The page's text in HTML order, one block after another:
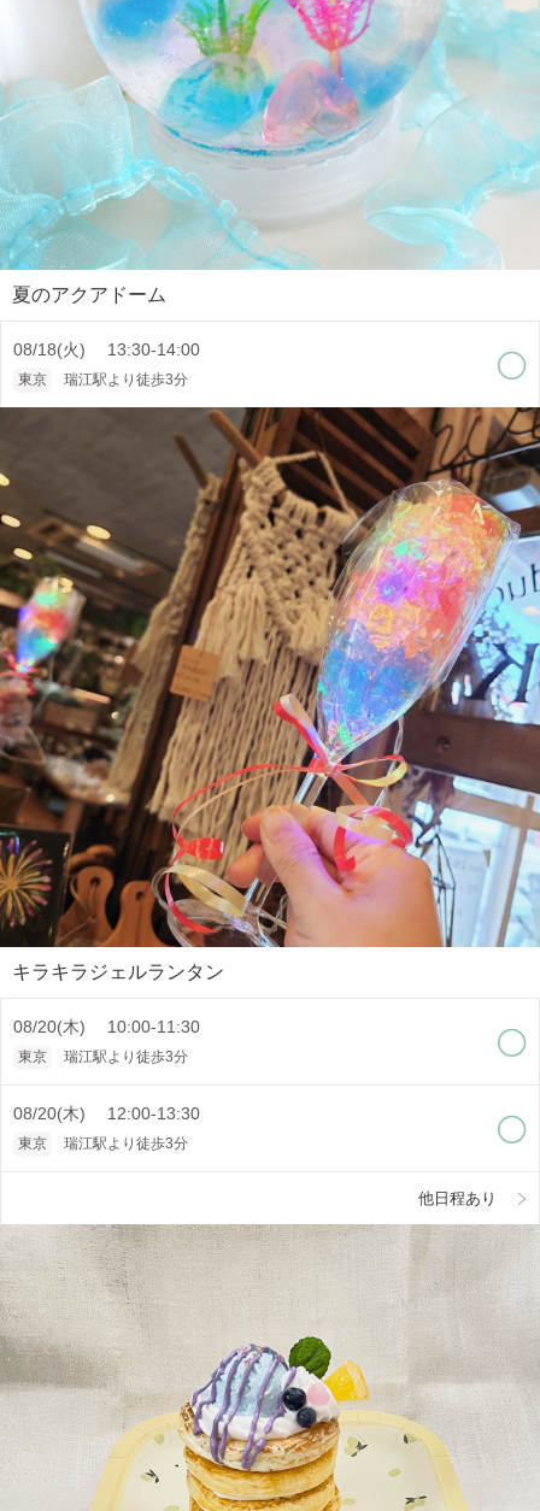
夏のアクアドーム
08/18(火) 13:30-14:00
東京 瑞江駅より徒歩3分
キラキラジェルランタン
08/20(木) 10:00-11:30
東京 瑞江駅より徒歩3分
08/20(木) 12:00-13:30
東京 瑞江駅より徒歩3分
他日程あり